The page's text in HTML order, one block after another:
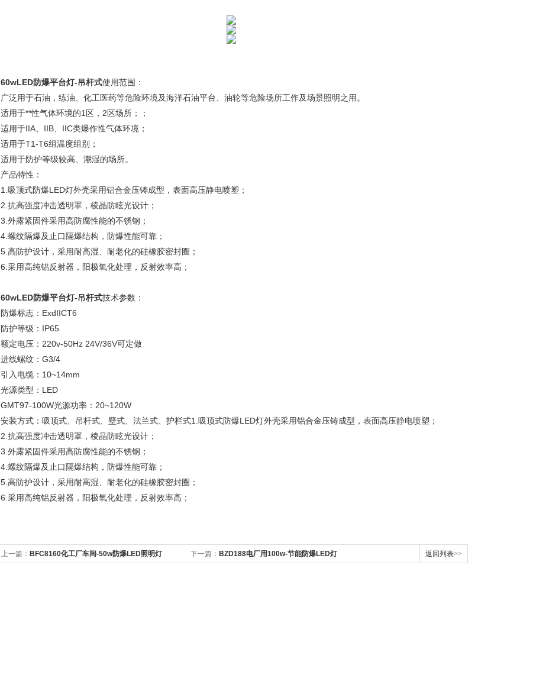
60wLED防爆平台灯-吊杆式使用范围：
广泛用于石油，练油、化工医药等危险环境及海洋石油平台、油轮等危险场所工作及场景照明之用。
适用于**性气体环境的1区，2区场所；；
适用于IIA、IIB、IIC类爆作性气体环境；
适用于T1-T6组温度组别；
适用于防护等级较高、潮湿的场所。
产品特性：
1.吸顶式防爆LED灯外壳采用铝合金压铸成型，表面高压静电喷塑；
2.抗高强度冲击透明罩，棱晶防眩光设计；
3.外露紧固件采用高防腐性能的不锈钢；
4.螺纹隔爆及止口隔爆结构，防爆性能可靠；
5.高防护设计，采用耐高湿、耐老化的硅橡胶密封圈；
6.采用高纯铝反射器，阳极氧化处理，反射效率高；
60wLED防爆平台灯-吊杆式技术参数：
防爆标志：ExdIICT6
防护等级：IP65
额定电压：220v-50Hz 24V/36V可定做
进线螺纹：G3/4
引入电缆：10~14mm
光源类型：LED
GMT97-100W光源功率：20~120W
安装方式：吸顶式、吊杆式、壁式、法兰式、护栏式1.吸顶式防爆LED灯外壳采用铝合金压铸成型，表面高压静电喷塑；
2.抗高强度冲击透明罩，棱晶防眩光设计；
3.外露紧固件采用高防腐性能的不锈钢；
4.螺纹隔爆及止口隔爆结构，防爆性能可靠；
5.高防护设计，采用耐高湿、耐老化的硅橡胶密封圈；
6.采用高纯铝反射器，阳极氧化处理，反射效率高；
上一篇： BFC8160化工厂车间-50w防爆LED照明灯 下一篇： BZD188电厂用100w-节能防爆LED灯 返回列表>>